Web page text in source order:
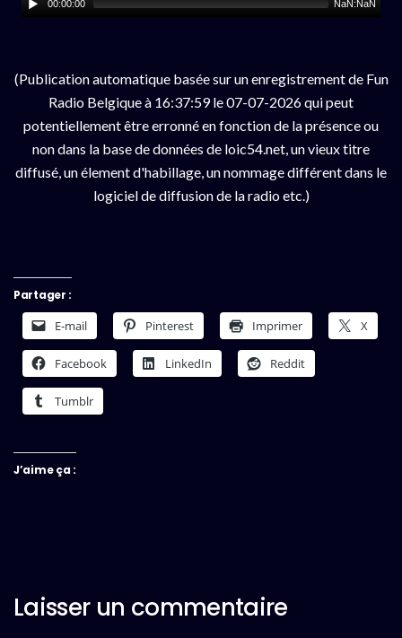
00:00:00 NaN:NaN
(Publication automatique basée sur un enregistrement de Fun
Radio Belgique à 16:37:59 le 07-07-2026 qui peut
potentiellement être erronné en fonction de la présence ou
non dans la base de données de loic54.net, un vieux titre
diffusé, un élement d'habillage, un nommage différent dans le
logiciel de diffusion de la radio etc.)
Partager :
E-mail Pinterest Imprimer X
Facebook LinkedIn Reddit
Tumblr
J’aime ça :
Laisser un commentaire